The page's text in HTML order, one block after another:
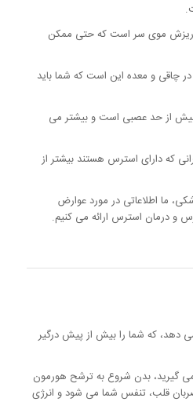
ریزش موی سر است که حتی ممکن
چاقی و معده این است که شما باید
بیش از حد عصبی است و بیشتر می
که دارای استرس هستند بیشتر از
ما اطلاعاتی در مورد عوارض
و درمان استرس ارائه می کنیم.
دهد، که شما را بیش از پیش درگیر
گیرید، بدن شروع به ترشح هورمون
قلب، تنفس شما می شود و انرژی